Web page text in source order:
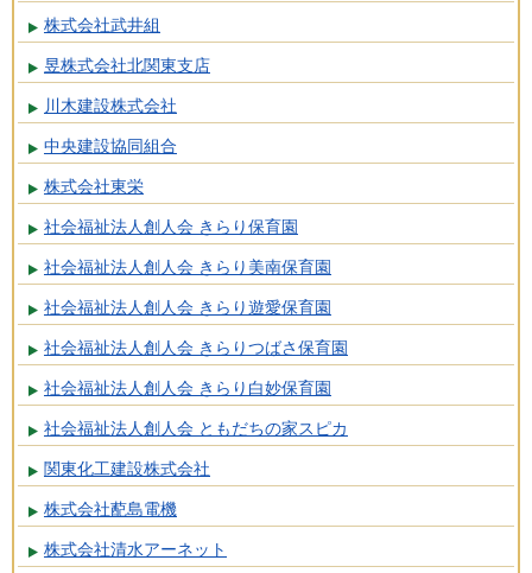
株式会社武井組
昱株式会社北関東支店
川木建設株式会社
中央建設協同組合
株式会社東栄
社会福祉法人創人会 きらり保育園
社会福祉法人創人会 きらり美南保育園
社会福祉法人創人会 きらり遊愛保育園
社会福祉法人創人会 きらりつばさ保育園
社会福祉法人創人会 きらり白妙保育園
社会福祉法人創人会 ともだちの家スピカ
関東化工建設株式会社
株式会社蓜島電機
株式会社清水アーネット